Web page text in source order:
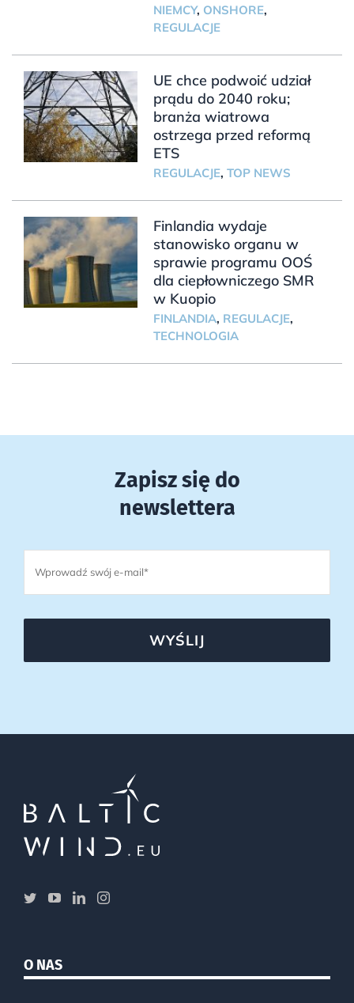
NIEMCY, ONSHORE,
REGULACJE
UE chce podwoić udział
prądu do 2040 roku;
branża wiatrowa
ostrzega przed reformą
ETS
REGULACJE, TOP NEWS
Finlandia wydaje
stanowisko organu w
sprawie programu OOŚ
dla ciepłowniczego SMR
w Kuopio
FINLANDIA, REGULACJE,
TECHNOLOGIA
Zapisz się do
newslettera
WYŚLIJ
O NAS